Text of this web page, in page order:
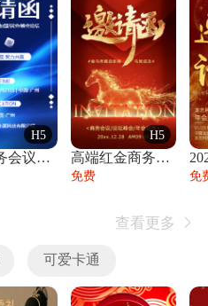
H5
高端商务会议招商加盟展会峰会论坛邀请函
H5
高端红金商务会议年会年终盛典答谢邀请函
免费 免
查看更多 
可爱卡通